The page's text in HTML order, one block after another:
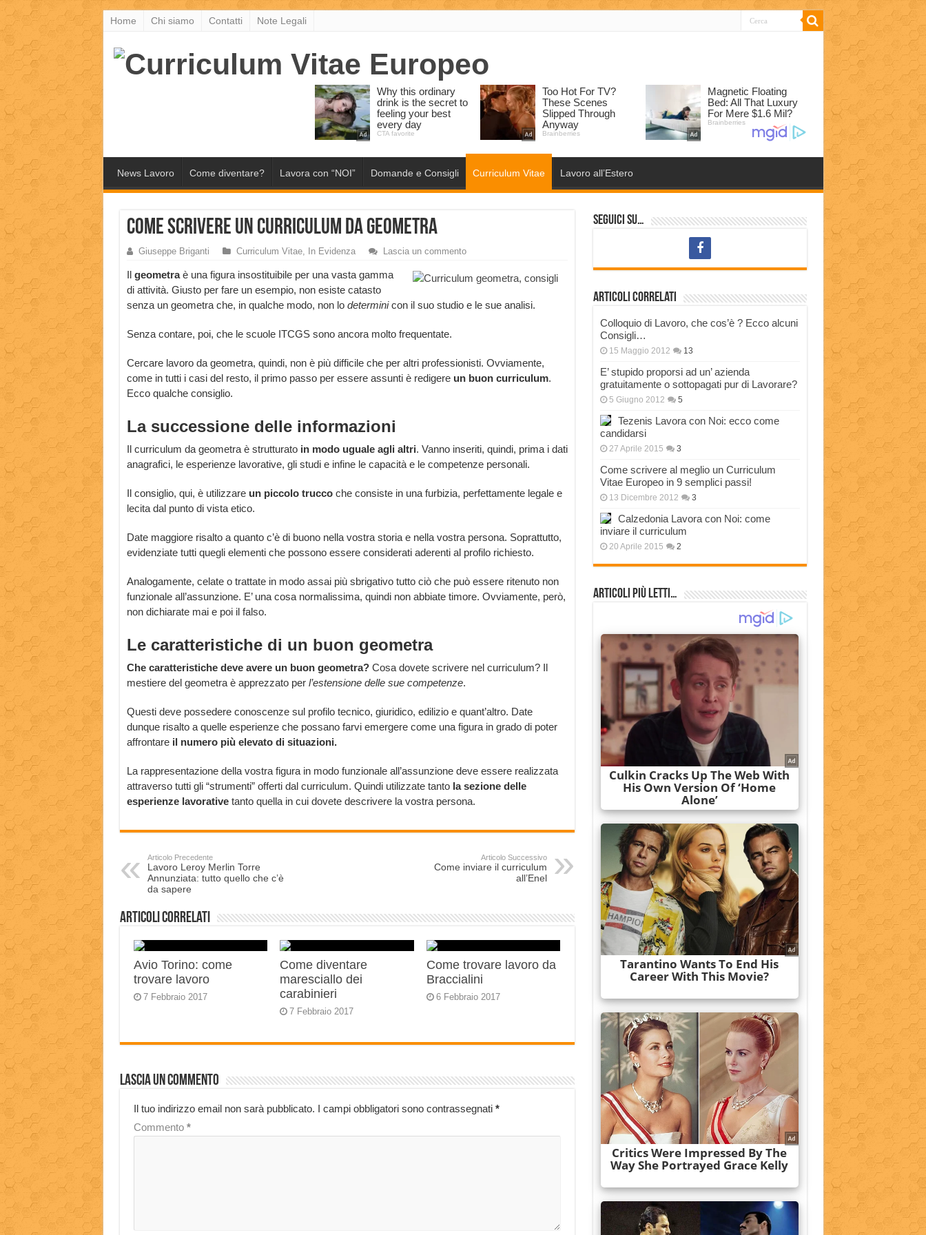
Home Chi siamo Contatti Note Legali
News Lavoro Come diventare? Lavora con “NOI” Domande e Consigli Curriculum Vitae Lavoro all’Estero
Come scrivere un curriculum da geometra
Giuseppe Briganti Curriculum Vitae, In Evidenza Lascia un commento
Il geometraè una figura insostituibile per una vasta gamma
di attività. Giusto per fare un esempio, non esiste catasto
senza un geometra che, in qualche modo, non lo determinicon il suo studio e le sue analisi.
Senza contare, poi, che le scuole ITCGS sono ancora molto frequentate.
Cercare lavoro da geometra, quindi, non è più difficile che per altri professionisti. Ovviamente,
come in tutti i casi del resto, il primo passo per essere assunti è redigere un buon curriculum.
Ecco qualche consiglio.
La successione delle informazioni
Il curriculum da geometra è strutturato in modo uguale agli altri. Vanno inseriti, quindi, prima i dati
anagrafici, le esperienze lavorative, gli studi e infine le capacità e le competenze personali.
Il consiglio, qui, è utilizzare un piccolo truccoche consiste in una furbizia, perfettamente legale e
lecita dal punto di vista etico.
Date maggiore risalto a quanto c’è di buono nella vostra storia e nella vostra persona. Soprattutto,
evidenziate tutti quegli elementi che possono essere considerati aderenti al profilo richiesto.
Analogamente, celate o trattate in modo assai più sbrigativo tutto ciò che può essere ritenuto non
funzionale all’assunzione. E’ una cosa normalissima, quindi non abbiate timore. Ovviamente, però,
non dichiarate mai e poi il falso.
Le caratteristiche di un buon geometra
Che caratteristiche deve avere un buon geometra?Cosa dovete scrivere nel curriculum? Il
mestiere del geometra è apprezzato per l’estensione delle sue competenze.
Questi deve possedere conoscenze sul profilo tecnico, giuridico, edilizio e quant’altro. Date
dunque risalto a quelle esperienze che possano farvi emergere come una figura in grado di poter
affrontareil numero più elevato di situazioni.
La rappresentazione della vostra figura in modo funzionale all’assunzione deve essere realizzata
attraverso tutti gli “strumenti” offerti dal curriculum. Quindi utilizzate tanto la sezione delle
esperienze lavorativetanto quella in cui dovete descrivere la vostra persona.
Articolo Precedente
Lavoro Leroy Merlin Torre
Annunziata: tutto quello che c’è
da sapere
Articolo Successivo
Come inviare il curriculum
all’Enel
Articoli correlati
Avio Torino: come
trovare lavoro
7 Febbraio 2017
Come diventare
maresciallo dei
carabinieri
7 Febbraio 2017
Come trovare lavoro da
Braccialini
6 Febbraio 2017
Lascia un commento
Il tuo indirizzo email non sarà pubblicato. I campi obbligatori sono contrassegnati *
Commento *
Seguici su…
Articoli correlati
Colloquio di Lavoro, che cos’è ? Ecco alcuni
Consigli…
15 Maggio 2012 13
E’ stupido proporsi ad un’ azienda
gratuitamente o sottopagati pur di Lavorare?
5 Giugno 2012 5
Tezenis Lavora con Noi: ecco come
candidarsi
27 Aprile 2015 3
Come scrivere al meglio un Curriculum
Vitae Europeo in 9 semplici passi!
13 Dicembre 2012 3
Calzedonia Lavora con Noi: come
inviare il curriculum
20 Aprile 2015 2
Articoli più Letti…